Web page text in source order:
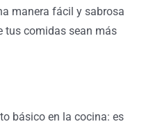
manera fácil y sabrosa
tus comidas sean más
básico en la cocina: es